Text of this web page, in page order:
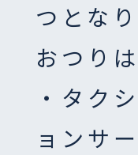
つとな
おつり
・タク
ョンサ